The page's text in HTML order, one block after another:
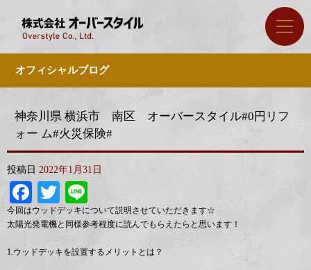
オフィシャルブログ
神奈川県 横浜市 南区 オーバースタイル#0円リフ
ォー ム#火災保険#
投稿日 2022年1月31日
Facebook
Twitter
今回はウッドデッキについて説明させていただきます☆
太陽光発電機と同様参考程度に読んでもらえたらと思います！
1.ウッドデッキを設置するメリットとは？